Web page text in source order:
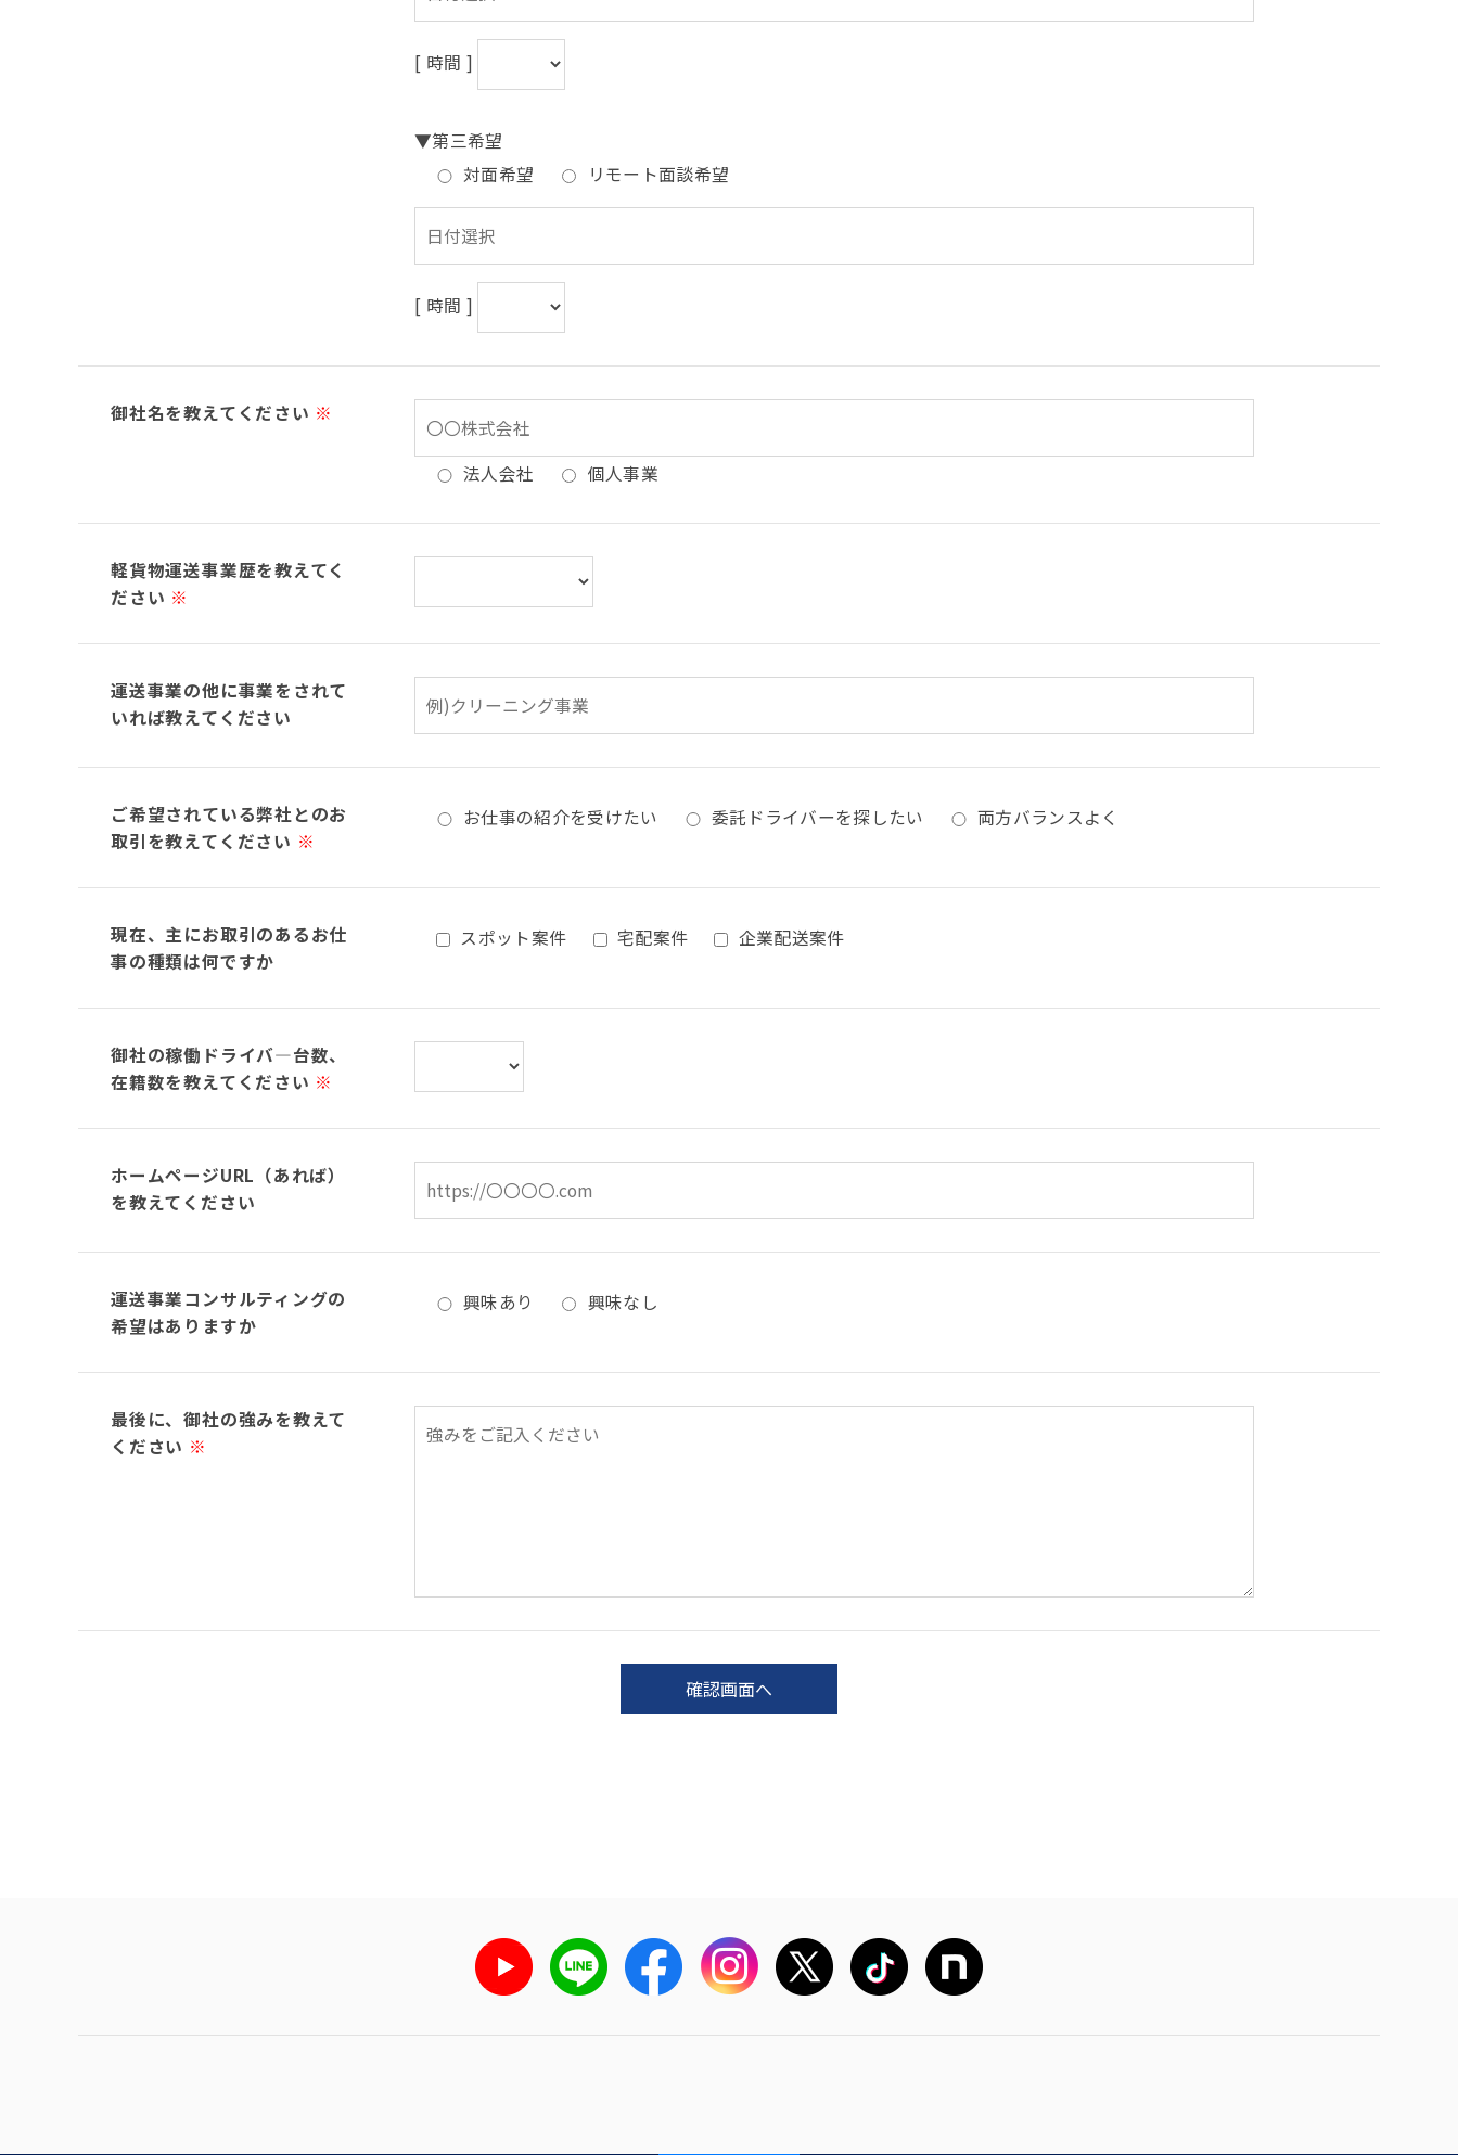
[ 時間 ]
▼第三希望
対面希望
リモート面談希望
[ 時間 ]
御社名を教えてください ※
法人会社 個人事業
軽貨物運送事業歴を教えてく
ださい ※
運送事業の他に事業をされて
いれば教えてください
ご希望されている弊社とのお
取引を教えてください ※
お仕事の紹介を受けたい 委託ドライバーを探したい 両方バランスよく
現在、主にお取引のあるお仕
事の種類は何ですか
スポット案件 宅配案件 企業配送案件
御社の稼働ドライバ―台数、
在籍数を教えてください ※
ホームページURL（あれば）
を教えてください
運送事業コンサルティングの
希望はありますか
興味あり 興味なし
最後に、御社の強みを教えて
ください ※